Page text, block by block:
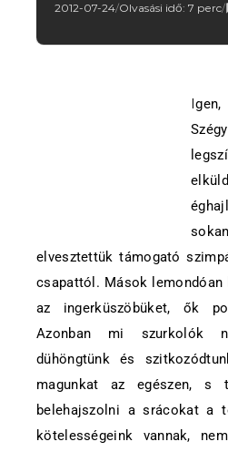
2012-07-24/Olvasási idő: 7 perc/
Igen, pocsék volt és fájt.
elvesztettük támogató
csapattól. Mások lemondóan
az ingerküszöbüket, ők
Azonban mi szurkolók
dühöngtünk és
magunkat az egészen, s
belehajszolni a srácokat a
kötelességeink vannak,